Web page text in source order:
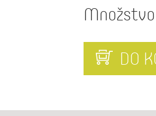
Množstvo
DO